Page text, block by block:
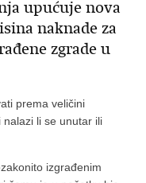
upućuje nova
naknade za
zgrade u
prema veličini
li se unutar ili
izgrađenim